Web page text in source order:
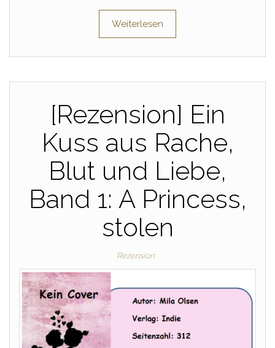
Weiterlesen
[Rezension] Ein
Kuss aus Rache,
Blut und Liebe,
Band 1: A Princess,
stolen
Rezension